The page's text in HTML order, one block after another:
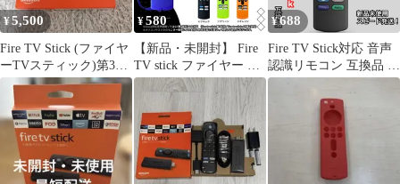
¥5,500
Fire TV Stick (ファイヤ
ーTVスティック)第3世
代
¥580
【新品・未開封】 Fire
TV stick ファイヤー ス
ティック 色が選べるリ
モコンカバー【第3世代
4K HD】
¥688
Fire TV Stick対応 音声
認識リモコン 互換品 第
2世代以降対応 4K/Cube
対応 Netflix Prime Video
Disney+ Huluボタン搭
載 純正代替